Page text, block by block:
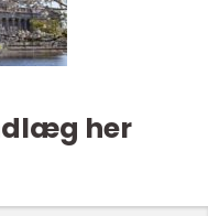
her